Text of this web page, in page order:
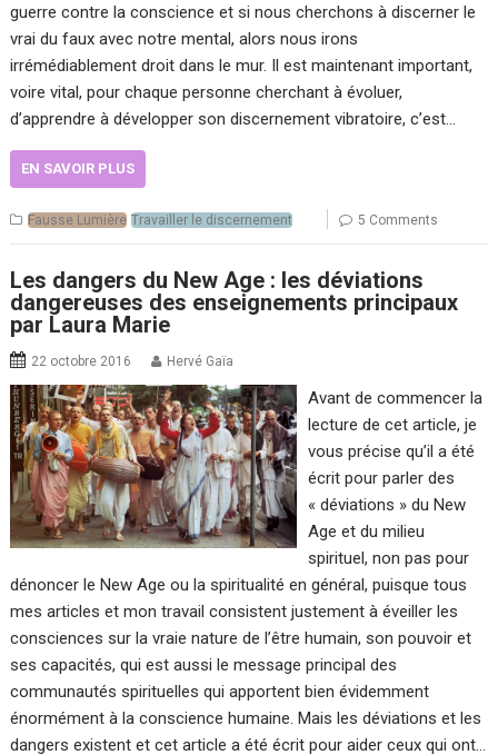
guerre contre la conscience et si nous cherchons à discerner le
vrai du faux avec notre mental, alors nous irons
irrémédiablement droit dans le mur. Il est maintenant important,
voire vital, pour chaque personne cherchant à évoluer,
d’apprendre à développer son discernement vibratoire, c’est…
EN SAVOIR PLUS
Fausse Lumière Travailler le discernement 5 Comments
Les dangers du New Age : les déviations
dangereuses des enseignements principaux
par Laura Marie
22 octobre 2016 Hervé Gaïa
Avant de commencer la
lecture de cet article, je
vous précise qu’il a été
écrit pour parler des
« déviations » du New
Age et du milieu
spirituel, non pas pour
dénoncer le New Age ou la spiritualité en général, puisque tous
mes articles et mon travail consistent justement à éveiller les
consciences sur la vraie nature de l’être humain, son pouvoir et
ses capacités, qui est aussi le message principal des
communautés spirituelles qui apportent bien évidemment
énormément à la conscience humaine. Mais les déviations et les
dangers existent et cet article a été écrit pour aider ceux qui ont…